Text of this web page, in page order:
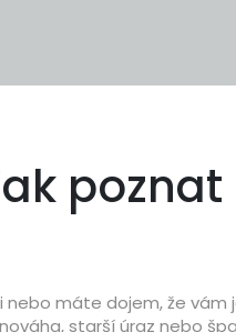
máte dojem, že vám
starší úraz nebo